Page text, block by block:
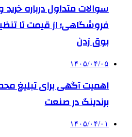
سوالات متداول درباره
فروشگاهی؛ از قیمت تا
بوق زدن
۱۴۰۵/۰۴/۰۵
اهمیت آگهی برای تبلیغ
برندینگ در صنعت
۱۴۰۵/۰۴/۰۱